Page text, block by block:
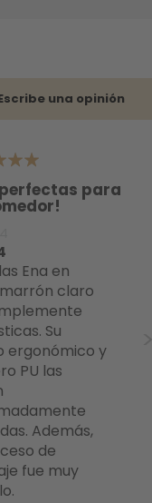
una opinión
perfectas para
claro
Su
ergonómico y
PU las
Además,
de
fue muy